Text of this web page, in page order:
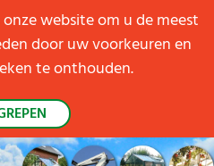
website om u de meest
door uw voorkeuren en
te onthouden.